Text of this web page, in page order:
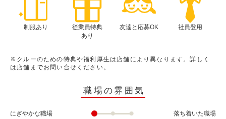
制服あり
従業員特典
あり
友達と応募OK 社員登用
※クルーのための特典や福利厚生は店舗により異なります。詳しく
は店舗までお問い合せください。
職場の雰囲気
にぎやかな職場 落ち着いた職場